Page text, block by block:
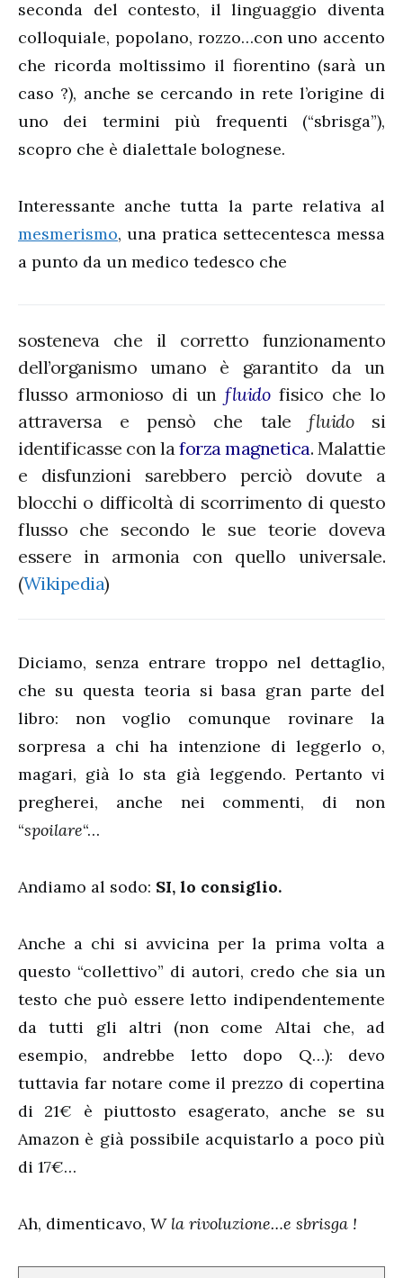
seconda del contesto, il linguaggio diventa
colloquiale, popolano, rozzo…con uno accento
che ricorda moltissimo il fiorentino (sarà un
caso ?), anche se cercando in rete l’origine di
uno dei termini più frequenti (“sbrisga”),
scopro che è dialettale bolognese.
Interessante anche tutta la parte relativa al
mesmerismo, una pratica settecentesca messa
a punto da un medico tedesco che
sosteneva che il corretto funzionamento
dell’organismo umano è garantito da un
flusso armonioso di unfluidofisico che lo
attraversa e pensò che talefluidosi
identificasse con laforza magnetica. Malattie
e disfunzioni sarebbero perciò dovute a
blocchi o difficoltà di scorrimento di questo
flusso che secondo le sue teorie doveva
essere in armonia con quello universale.
(Wikipedia)
Diciamo, senza entrare troppo nel dettaglio,
che su questa teoria si basa gran parte del
libro: non voglio comunque rovinare la
sorpresa a chi ha intenzione di leggerlo o,
magari, già lo sta già leggendo. Pertanto vi
pregherei, anche nei commenti, di non
“spoilare“…
Andiamo al sodo: SI, lo consiglio.
Anche a chi si avvicina per la prima volta a
questo “collettivo” di autori, credo che sia un
testo che può essere letto indipendentemente
da tutti gli altri (non come Altai che, ad
esempio, andrebbe letto dopo Q…): devo
tuttavia far notare come il prezzo di copertina
di 21€ è piuttosto esagerato, anche se su
Amazon è già possibile acquistarlo a poco più
di 17€…
Ah, dimenticavo, W la rivoluzione…e sbrisga !